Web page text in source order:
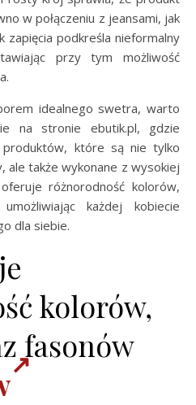
w połączeniu z jeansami, jak
zapięcia podkreśla nieformalny
przy tym możliwość
idealnego swetra, warto
na stronie ebutik.pl, gdzie
produktów, które są nie tylko
ale także wykonane z wysokiej
oferuje różnorodność kolorów,
każdej kobiecie
dla siebie.
kolorów,
fasonów